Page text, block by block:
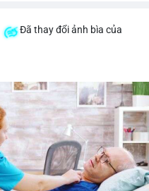
Đã thay đổi ảnh bìa của